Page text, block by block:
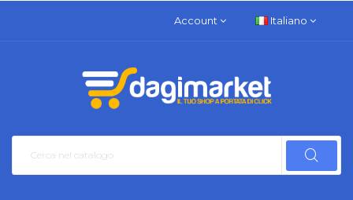
Account Italiano